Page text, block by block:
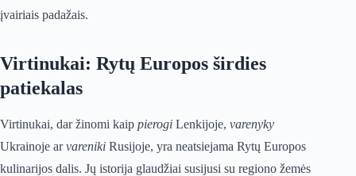
įvairiais padažais.
Virtinukai: Rytų Europos širdies
patiekalas
Virtinukai, dar žinomi kaip pierogi Lenkijoje, varenyky
Ukrainoje arvareniki Rusijoje, yra neatsiejama Rytų Europos
kulinarijos dalis. Jų istorija glaudžiai susijusi su regiono žemės